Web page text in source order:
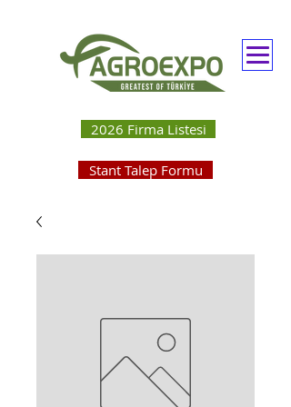
2026 Firma Listesi
Stant Talep Formu